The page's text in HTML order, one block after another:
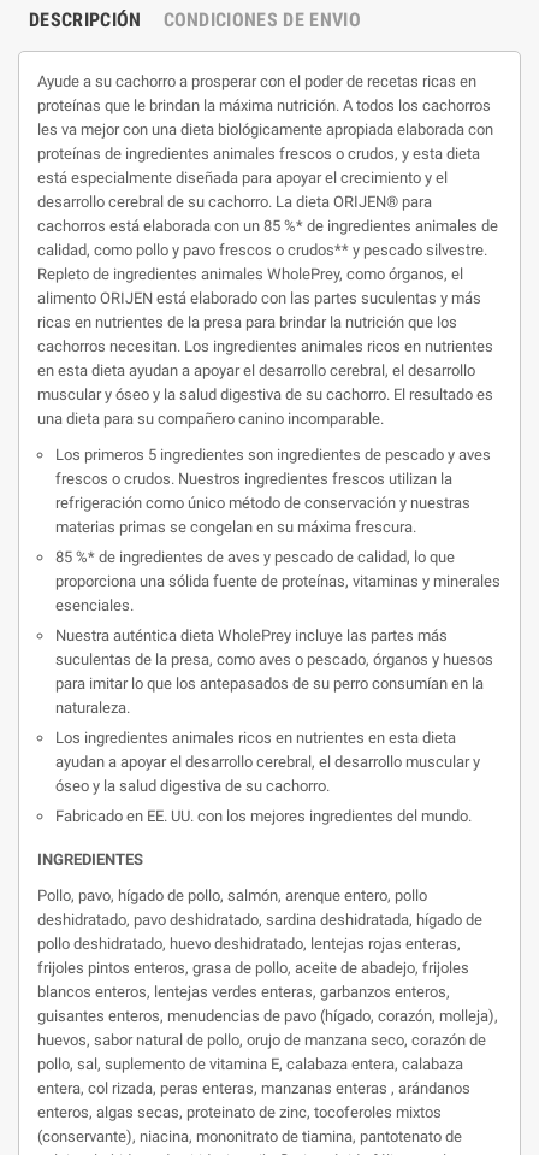
DESCRIPCIÓN CONDICIONES DE ENVIO
Ayude a su cachorro a prosperar con el poder de recetas ricas en
proteínas que le brindan la máxima nutrición. A todos los cachorros
les va mejor con una dieta biológicamente apropiada elaborada con
proteínas de ingredientes animales frescos o crudos, y esta dieta
está especialmente diseñada para apoyar el crecimiento y el
desarrollo cerebral de su cachorro. La dieta ORIJEN® para
cachorros está elaborada con un 85 %* de ingredientes animales de
calidad, como pollo y pavo frescos o crudos** y pescado silvestre.
Repleto de ingredientes animales WholePrey, como órganos, el
alimento ORIJEN está elaborado con las partes suculentas y más
ricas en nutrientes de la presa para brindar la nutrición que los
cachorros necesitan. Los ingredientes animales ricos en nutrientes
en esta dieta ayudan a apoyar el desarrollo cerebral, el desarrollo
muscular y óseo y la salud digestiva de su cachorro. El resultado es
una dieta para su compañero canino incomparable.
Los primeros 5 ingredientes son ingredientes de pescado y aves
frescos o crudos. Nuestros ingredientes frescos utilizan la
refrigeración como único método de conservación y nuestras
materias primas se congelan en su máxima frescura.
85 %* de ingredientes de aves y pescado de calidad, lo que
proporciona una sólida fuente de proteínas, vitaminas y minerales
esenciales.
Nuestra auténtica dieta WholePrey incluye las partes más
suculentas de la presa, como aves o pescado, órganos y huesos
para imitar lo que los antepasados ​​de su perro consumían en la
naturaleza.
Los ingredientes animales ricos en nutrientes en esta dieta
ayudan a apoyar el desarrollo cerebral, el desarrollo muscular y
óseo y la salud digestiva de su cachorro.
Fabricado en EE. UU. con los mejores ingredientes del mundo.
INGREDIENTES
Pollo, pavo, hígado de pollo, salmón, arenque entero, pollo
deshidratado, pavo deshidratado, sardina deshidratada, hígado de
pollo deshidratado, huevo deshidratado, lentejas rojas enteras,
frijoles pintos enteros, grasa de pollo, aceite de abadejo, frijoles
blancos enteros, lentejas verdes enteras, garbanzos enteros,
guisantes enteros, menudencias de pavo (hígado, corazón, molleja),
huevos, sabor natural de pollo, orujo de manzana seco, corazón de
pollo, sal, suplemento de vitamina E, calabaza entera, calabaza
entera, col rizada, peras enteras, manzanas enteras , arándanos
enteros, algas secas, proteinato de zinc, tocoferoles mixtos
(conservante), niacina, mononitrato de tiamina, pantotenato de